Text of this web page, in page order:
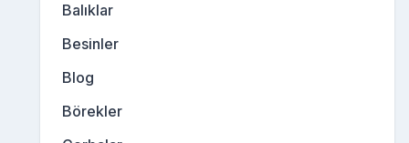
Balıklar
Besinler
Blog
Börekler